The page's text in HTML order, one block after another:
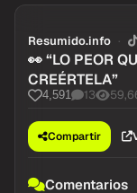
Resumido.info
👀 “LO PEOR
CREÉRTELA”
4,591 13